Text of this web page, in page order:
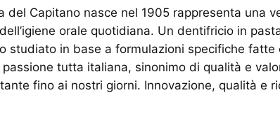
del Capitano nasce nel 1905 rappresenta una
orale quotidiana. Un dentifricio in
studiato in base a formulazioni specifiche fatte
tutta italiana, sinonimo di qualità e
fino ai nostri giorni. Innovazione, qualità e